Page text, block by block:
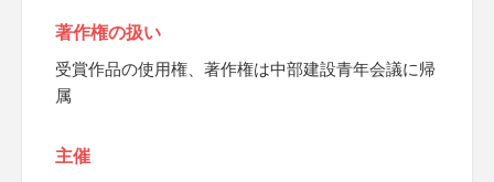
著作権の扱い
受賞作品の使用権、著作権は中部建設青年会議に帰
属
主催